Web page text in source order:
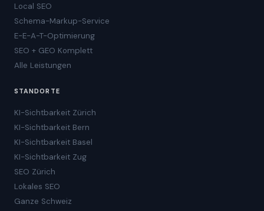
Local SEO
Schema-Markup-Service
E-E-A-T-Optimierung
SEO + GEO Komplett
Alle Leistungen
STANDORTE
KI-Sichtbarkeit Zürich
KI-Sichtbarkeit Bern
KI-Sichtbarkeit Basel
KI-Sichtbarkeit Zug
SEO Zürich
Lokales SEO
Ganze Schweiz